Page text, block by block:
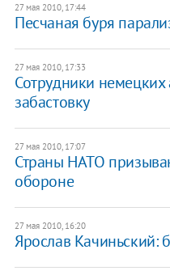
27 мая 2010, 17:44
Песчаная буря
27 мая 2010, 17:33
Сотрудники
забастовку
27 мая 2010, 17:07
Страны НАТО
обороне
27 мая 2010, 16:20
Ярослав Качиньский: